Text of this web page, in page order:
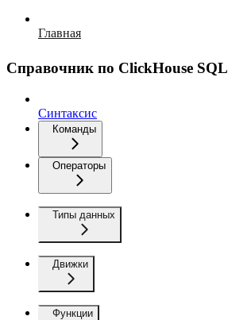
Главная
Справочник по ClickHouse SQL
Синтаксис
Команды
Операторы
Типы данных
Движки
Функции